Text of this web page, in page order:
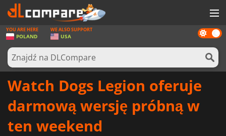
GRY
KARTY DO GIER
OPROGRAMOWANIE
SPRZĘT KOMPUTEROWY
Dark
mode
YOU ARE HERE
POLAND
WE ALSO SUPPORT
USA
Watch Dogs Legion oferuje
darmową wersję próbną w
ten weekend